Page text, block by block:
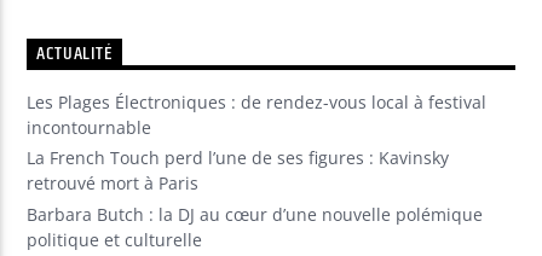
ACTUALITÉ
Les Plages Électroniques : de rendez-vous local à festival
incontournable
La French Touch perd l’une de ses figures : Kavinsky
retrouvé mort à Paris
Barbara Butch : la DJ au cœur d’une nouvelle polémique
politique et culturelle